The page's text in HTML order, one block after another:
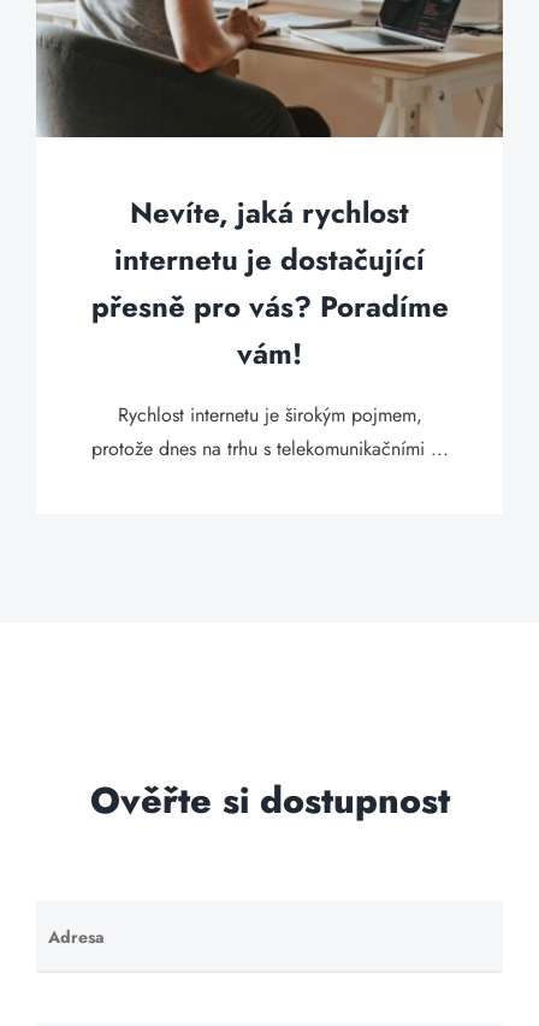
Nevíte, jaká rychlost
internetu je dostačující
přesně pro vás? Poradíme
vám!
Rychlost internetu je širokým pojmem,
protože dnes na trhu s telekomunikačními ...
Ověřte si dostupnost
Adresa
Ponechte
toto pole